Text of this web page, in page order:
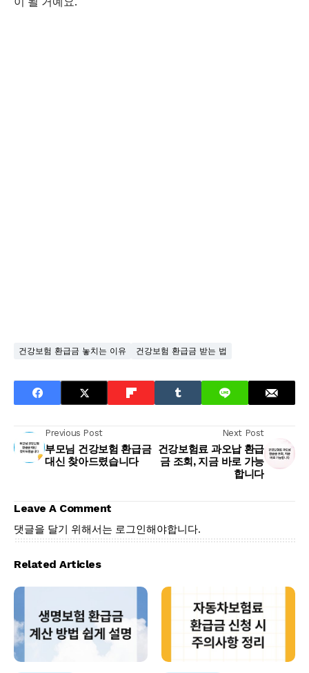
건강보험 환급금 놓치는 이유 건강보험 환급금 받는 법
Previous Post
부모님 건강보험 환급금
대신 찾아드렸습니다
Next Post
건강보험료 과오납 환급
금 조회, 지금 바로 가능
합니다
Leave A Comment
댓글을 달기 위해서는 로그인해야합니다.
Related Articles